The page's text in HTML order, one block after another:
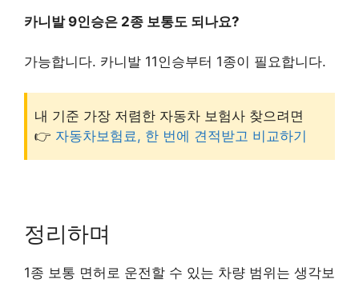
카니발 9인승은 2종 보통도 되나요?
가능합니다. 카니발 11인승부터 1종이 필요합니다.
내 기준 가장 저렴한 자동차 보험사 찾으려면
👉 자동차보험료, 한 번에 견적받고 비교하기
정리하며
1종 보통 면허로 운전할 수 있는 차량 범위는 생각보